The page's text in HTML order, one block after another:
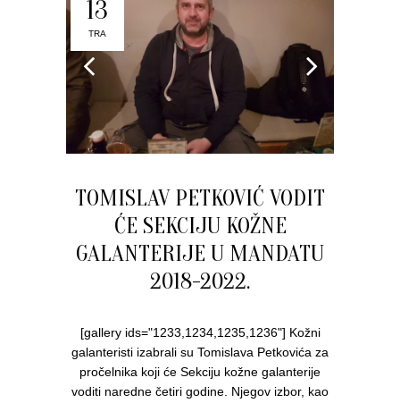
13
TRA
TOMISLAV PETKOVIĆ VODIT
ĆE SEKCIJU KOŽNE
GALANTERIJE U MANDATU
2018-2022.
[gallery ids="1233,1234,1235,1236"] Kožni
galanteristi izabrali su Tomislava Petkovića za
pročelnika koji će Sekciju kožne galanterije
voditi naredne četiri godine. Njegov izbor, kao